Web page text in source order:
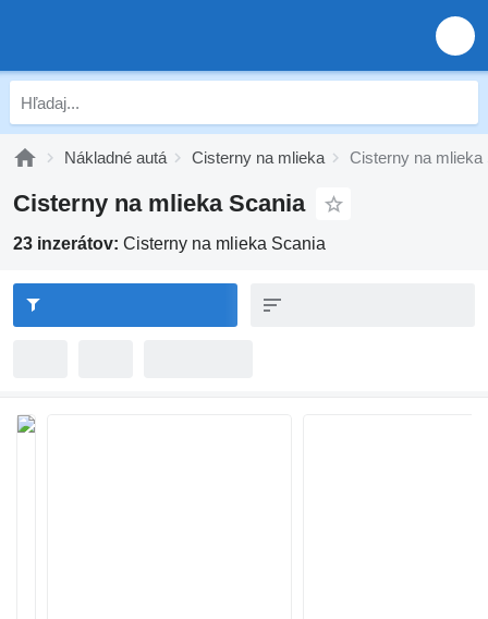
Nákladné autá Cisterny na mlieka Cisterny na mlieka
Cisterny na mlieka Scania
23 inzerátov: Cisterny na mlieka Scania